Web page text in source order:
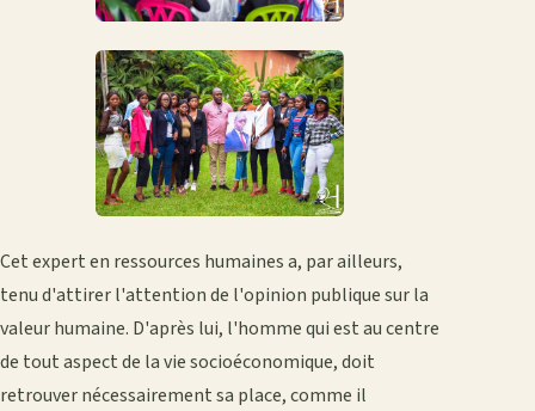
Cet expert en ressources humaines a, par ailleurs,
tenu d'attirer l'attention de l'opinion publique sur la
valeur humaine. D'après lui, l'homme qui est au centre
de tout aspect de la vie socioéconomique, doit
retrouver nécessairement sa place, comme il